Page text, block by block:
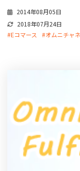
外部サービス連携
インフラ環境・サポート
ショッピングモール
マルチテナント、マルチブラ
通販受注対応
ECと通販の連動を可能に
2014年08月05日
2018年07月24日
#Eコマース
#オムニチャ